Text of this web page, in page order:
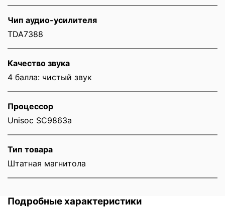
Чип аудио-усилителя
TDA7388
Качество звука
4 балла: чистый звук
Процессор
Unisoc SC9863a
Тип товара
Штатная магнитола
Подробные характеристики